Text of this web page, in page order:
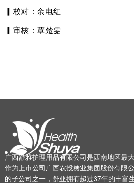
▎校对：余电红
▎审核：覃楚雯
广西舒雅护理用品有限公司是西南地区最
作为上市公司广西农投糖业集团股份有限
的子公司之一，舒亚拥有超过37年的丰富